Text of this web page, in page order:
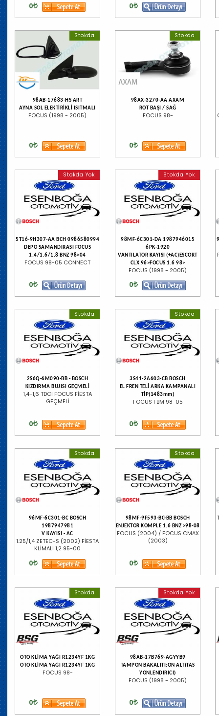
0 0
Stokda
98AB-17683-HS ART
AYNA SOL ELEKTİRİKLİ ISITMALI
FOCUS (1998 - 2005)
0
Stokda
98AX-3270-AA AXAM
ROT BAŞI / SAĞ
FOCUS 98-
0
Stokda Yok
5T16-9H307-AA BCH 0986580994
DEPO SAMANDIRASI FOCUS
1.4/1.6/1.8 BNZ 98>04
FOCUS 98-05 CONNECT
0
Stokda Yok
98MF-6C301-DA 1987946015
6PK-1920
VANTILATOR KAYISI (+AC)ESCORT
CLX 96>FOCUS 1.6 98>
FOCUS (1998 - 2005)
0
Stokda
2S6Q-6M090-BB - BOSCH
KIZDIRMA BUJISI GEÇMELİ
1,4-1,6 TDCI FOCUS FİESTA
GEÇMELİ
0
Stokda
3S41-2A603-CB BOSCH
EL FREN TELİ ARKA KAMPANALI
TİP(1483mm)
FOCUS I BM 98-05
0
Stokda
96MF-6C301-BC BOSCH
1987947981
V KAYISI - AC
1.25/1,4 ZETEC-S (2002) FİESTA
KLİMALI 1,2 95-00
0
Stokda
98MF-9F593-BC-BB BOSCH
ENJEKTOR KOMPLE 1.6 BNZ >98-08
FOCUS (2004) / FOCUS CMAX
(2003)
0
Stokda
OTO KLİMA YAĞI R1234YF 1KG
OTO KLİMA YAĞI R1234YF 1KG
FOCUS 98-
0
Stokda Yok
98AB-17B769-AGYYB9
TAMPON BAKALITI:ON ALT(TAS
YONLENDIRICI)
FOCUS (1998 - 2005)
0